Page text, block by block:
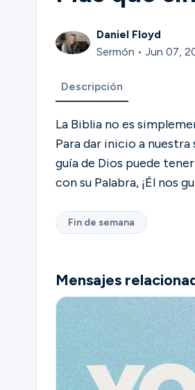
Daniel Floyd
Sermón • Jun 07,
Descripción
La Biblia no es
Para dar inicio a
guía de Dios puede
con su Palabra, ¡Él nos
Fin de semana
Mensajes